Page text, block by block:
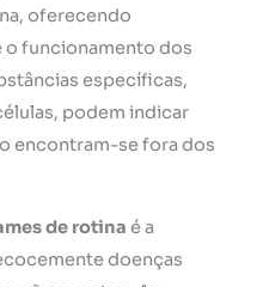
oferecendo
o funcionamento dos
específicas,
podem indicar
encontram-se fora dos
de rotina é a
doenças